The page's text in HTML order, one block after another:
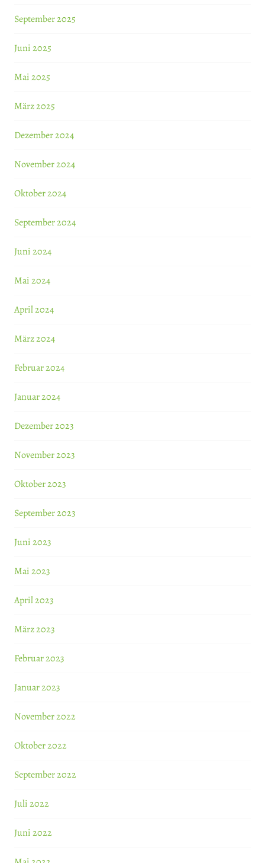
September 2025
Juni 2025
Mai 2025
März 2025
Dezember 2024
November 2024
Oktober 2024
September 2024
Juni 2024
Mai 2024
April 2024
März 2024
Februar 2024
Januar 2024
Dezember 2023
November 2023
Oktober 2023
September 2023
Juni 2023
Mai 2023
April 2023
März 2023
Februar 2023
Januar 2023
November 2022
Oktober 2022
September 2022
Juli 2022
Juni 2022